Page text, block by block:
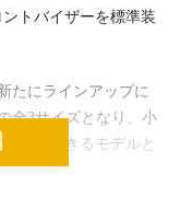
トバイザーを標準装
たにラインアップに
全3サイズとなり、小
着用できるモデルと